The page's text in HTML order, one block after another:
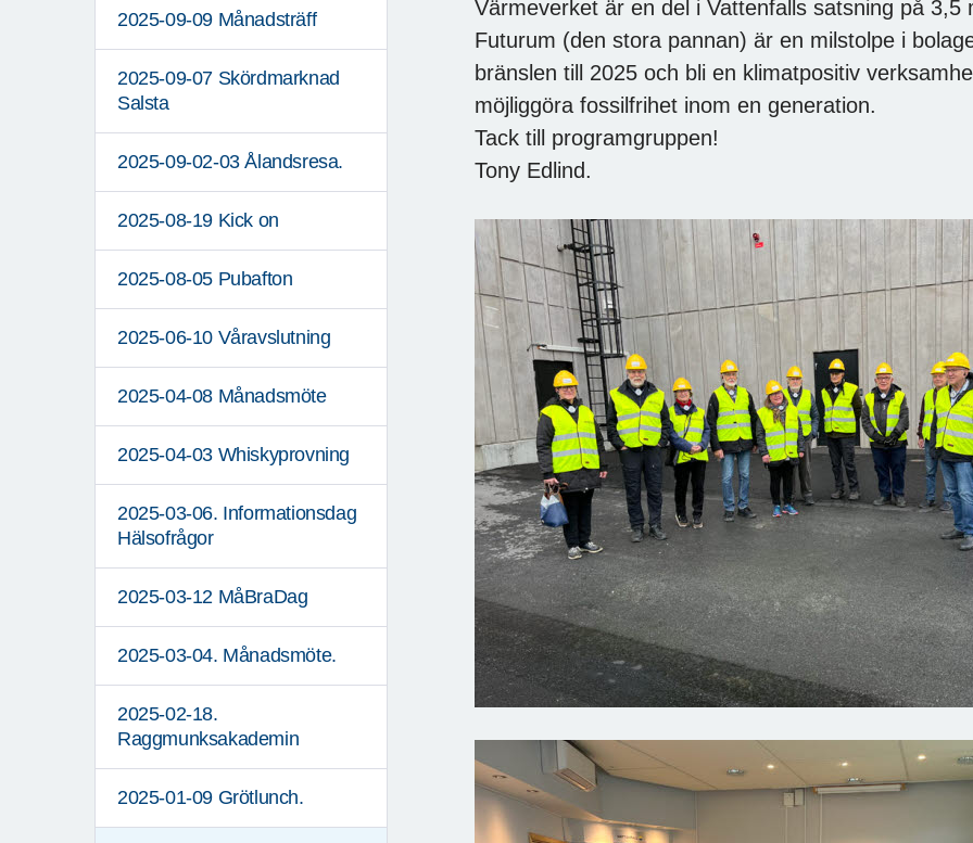
2025-09-09 Månadsträff
2025-09-07 Skördmarknad
Salsta
2025-09-02-03 Ålandsresa.
2025-08-19 Kick on
2025-08-05 Pubafton
2025-06-10 Våravslutning
2025-04-08 Månadsmöte
2025-04-03 Whiskyprovning
2025-03-06. Informationsdag
Hälsofrågor
2025-03-12 MåBraDag
2025-03-04. Månadsmöte.
2025-02-18.
Raggmunksakademin
2025-01-09 Grötlunch.
Värmeverket är en del i Vattenfalls satsning på 3,5
Futurum (den stora pannan) är en milstolpe i
bränslen till 2025 och bli en klimatpositiv
möjliggöra fossilfrihet inom en generation.
Tack till programgruppen!
Tony Edlind.